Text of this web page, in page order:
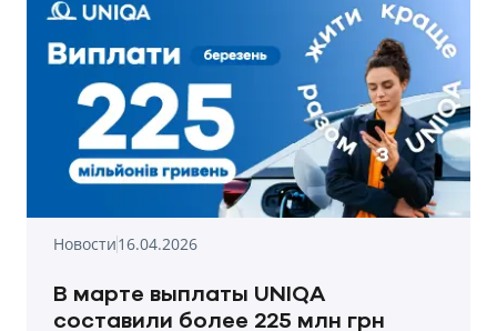
Новости16.04.2026
В марте выплаты UNIQA
составили более 225 млн грн